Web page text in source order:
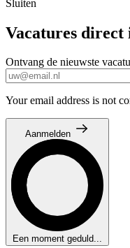
Sluiten
Vacatures direct
Ontvang de nieuwste
Your email address is not
Aanmelden
Een moment geduld...